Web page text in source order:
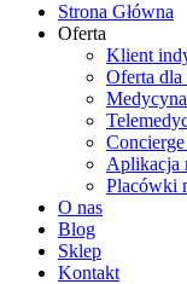
Strona Główna
Oferta
Klient
Oferta
Aplikacja
Placówki
O nas
Blog
Sklep
Kontakt